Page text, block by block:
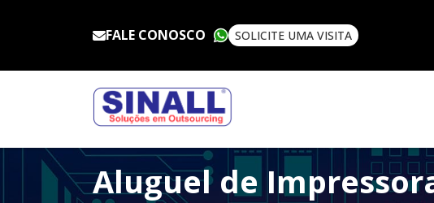
FALE CONOSCO SOLICITE UMA VISITA
Aluguel de